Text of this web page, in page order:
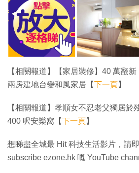
【相關報道】【家居裝修】40 萬翻
兩房建地台變和風家居【下一頁】
【相關報道】孝順女不忍老父獨居
400 呎安樂窩【下一頁】
想睇盡全城最 Hit 科技生活影片，請
subscribe ezone.hk 嘅 YouTube